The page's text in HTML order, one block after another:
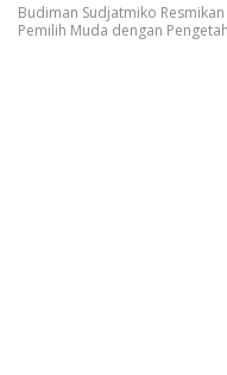
Budiman Sudjatmiko
Pemilih Muda dengan